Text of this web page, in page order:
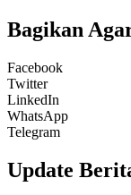
Bagikan
Facebook
Twitter
LinkedIn
WhatsApp
Telegram
Update